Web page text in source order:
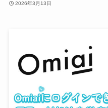
2026年3月13日